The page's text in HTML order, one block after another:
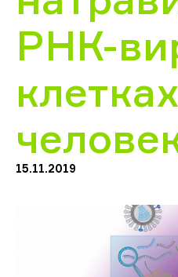
РНК-
клетках
15.11.2019